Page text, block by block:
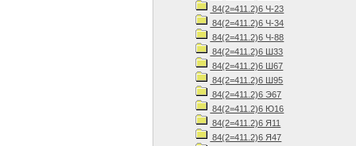
84(2=411.2)6 Ч-23
84(2=411.2)6 Ч-34
84(2=411.2)6 Ч-88
84(2=411.2)6 Ш33
84(2=411.2)6 Ш67
84(2=411.2)6 Ш95
84(2=411.2)6 Э67
84(2=411.2)6 Ю16
84(2=411.2)6 Я11
84(2=411.2)6 Я47